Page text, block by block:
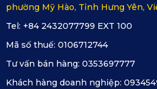
sự đồng bộ và tăng vẻ
Ưu tiên lắp đặt tại các địa
quyền để đảm bảo thảm
kỹ thuật và được bảo hành
phường Mỹ Hào, Tỉnh Hưng Yên,
Tel: +84 2432077799 EXT 100
Mã số thuế: 0106712744
Tư vấn bán hàng: 0353697777
Khách hàng doanh nghiệp: